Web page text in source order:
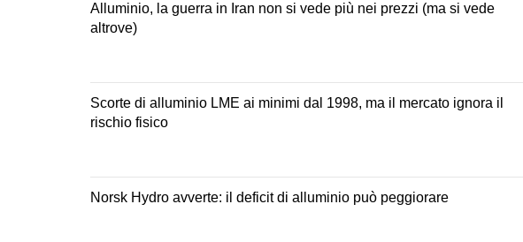
Alluminio, la guerra in Iran non si vede più nei prezzi (ma si vede
altrove)
Scorte di alluminio LME ai minimi dal 1998, ma il mercato ignora il
rischio fisico
Norsk Hydro avverte: il deficit di alluminio può peggiorare